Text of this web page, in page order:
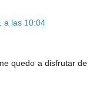
a las 10:04
quedo a disfrutar de